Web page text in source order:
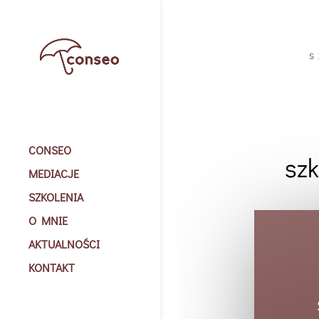
CONSEO
MEDIACJE
SZKOLENIA
O MNIE
AKTUALNOŚCI
KONTAKT